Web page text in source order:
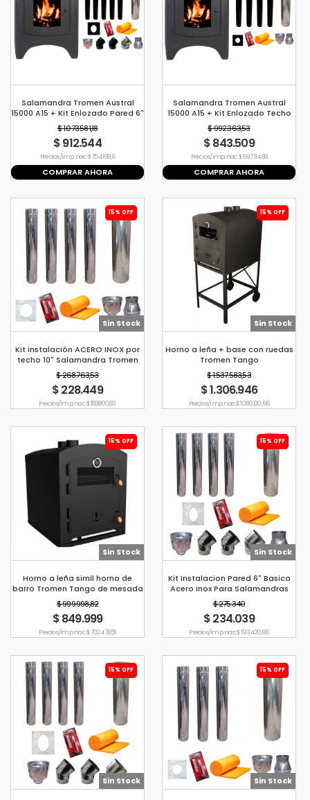
Salamandra Tromen Austral
15000 A15 + Kit Enlozado Pared 6"
$ 1.073.581,18
$ 912.544
Precio s/imp. nac. $ 754.168,6
COMPRAR AHORA
Salamandra Tromen Austral
15000 A15 + Kit Enlozado Techo
6"
$ 992.363,53
$ 843.509
Precio s/imp. nac. $ 697.114,88
COMPRAR AHORA
15% OFF
Sin Stock
Kit instalación ACERO INOX por
techo 10" Salamandra Tromen
$ 268.763,53
$ 228.449
Precio s/imp. nac. $ 188.800,83
15% OFF
Sin Stock
Horno a leña + base con ruedas
Tromen Tango
$ 1.537.583,53
$ 1.306.946
Precio s/imp. nac. $ 1.080.120,66
15% OFF
Sin Stock
Horno a leña simil horno de
barro Tromen Tango de mesada
$ 999.998,82
$ 849.999
Precio s/imp. nac. $ 702.478,51
15% OFF
Sin Stock
Kit Instalacion Pared 6" Basico
Acero Inox Para Salamandras
Tromen
$ 275.340
$ 234.039
Precio s/imp. nac. $ 193.420,66
15% OFF
Sin Stock
15% OFF
Sin Stock